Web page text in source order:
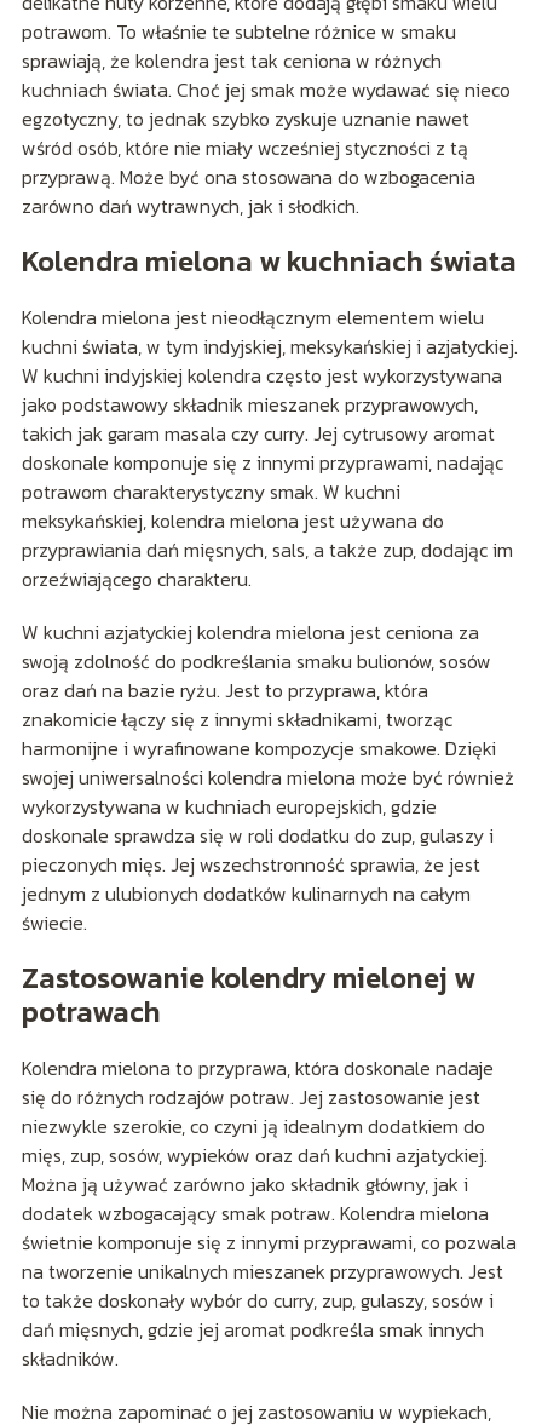
potrawom. To właśnie te subtelne różnice w smaku
sprawiają, że kolendra jest tak ceniona w różnych
kuchniach świata. Choć jej smak może wydawać się nieco
egzotyczny, to jednak szybko zyskuje uznanie nawet
wśród osób, które nie miały wcześniej styczności z tą
przyprawą. Może być ona stosowana do wzbogacenia
zarówno dań wytrawnych, jak i słodkich.
Kolendra mielona w kuchniach świata
Kolendra mielona jest nieodłącznym elementem wielu
kuchni świata, w tym indyjskiej, meksykańskiej i azjatyckiej.
W kuchni indyjskiej kolendra często jest wykorzystywana
jako podstawowy składnik mieszanek przyprawowych,
takich jak garam masala czy curry. Jej cytrusowy aromat
doskonale komponuje się z innymi przyprawami, nadając
potrawom charakterystyczny smak. W kuchni
meksykańskiej, kolendra mielona jest używana do
przyprawiania dań mięsnych, sals, a także zup, dodając im
orzeźwiającego charakteru.
W kuchni azjatyckiej kolendra mielona jest ceniona za
swoją zdolność do podkreślania smaku bulionów, sosów
oraz dań na bazie ryżu. Jest to przyprawa, która
znakomicie łączy się z innymi składnikami, tworząc
harmonijne i wyrafinowane kompozycje smakowe. Dzięki
swojej uniwersalności kolendra mielona może być również
wykorzystywana w kuchniach europejskich, gdzie
doskonale sprawdza się w roli dodatku do zup, gulaszy i
pieczonych mięs. Jej wszechstronność sprawia, że jest
jednym z ulubionych dodatków kulinarnych na całym
świecie.
Zastosowanie kolendry mielonej w
potrawach
Kolendra mielona to przyprawa, która doskonale nadaje
się do różnych rodzajów potraw. Jej zastosowanie jest
niezwykle szerokie, co czyni ją idealnym dodatkiem do
mięs, zup, sosów, wypieków oraz dań kuchni azjatyckiej.
Można ją używać zarówno jako składnik główny, jak i
dodatek wzbogacający smak potraw. Kolendra mielona
świetnie komponuje się z innymi przyprawami, co pozwala
na tworzenie unikalnych mieszanek przyprawowych. Jest
to także doskonały wybór do curry, zup, gulaszy, sosów i
dań mięsnych, gdzie jej aromat podkreśla smak innych
składników.
Nie można zapominać o jej zastosowaniu w wypiekach,